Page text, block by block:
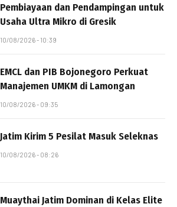
Pembiayaan dan Pendampingan untuk
Usaha Ultra Mikro di Gresik
10/08/2026 - 10:39
EMCL dan PIB Bojonegoro Perkuat
Manajemen UMKM di Lamongan
10/08/2026 - 09:35
Jatim Kirim 5 Pesilat Masuk Seleknas
10/08/2026 - 08:26
Muaythai Jatim Dominan di Kelas Elite